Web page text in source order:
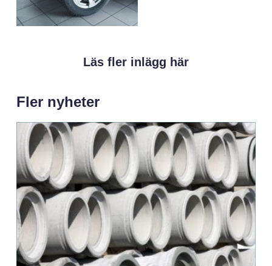
Läs fler inlägg här
Fler nyheter